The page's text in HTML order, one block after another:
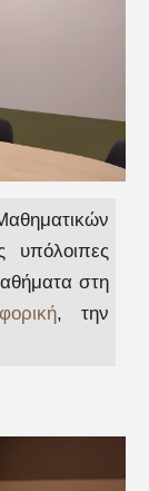
υπόλοιπες
στη
, την